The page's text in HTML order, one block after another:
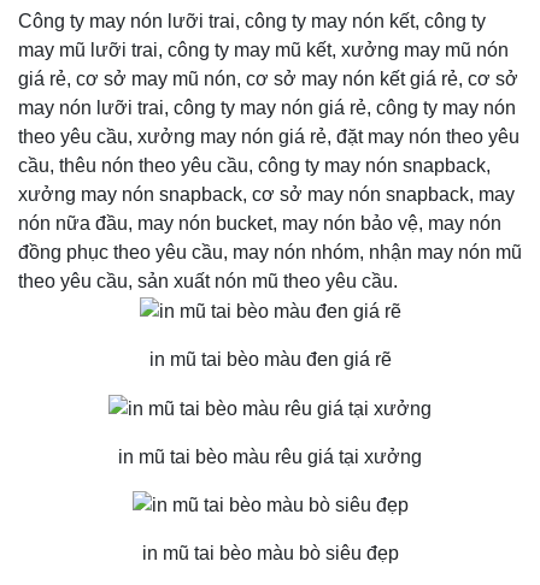
Công ty may nón lưỡi trai, công ty may nón kết, công ty
may mũ lưỡi trai, công ty may mũ kết, xưởng may mũ nón
giá rẻ, cơ sở may mũ nón, cơ sở may nón kết giá rẻ, cơ sở
may nón lưỡi trai, công ty may nón giá rẻ, công ty may nón
theo yêu cầu, xưởng may nón giá rẻ, đặt may nón theo yêu
cầu, thêu nón theo yêu cầu, công ty may nón snapback,
xưởng may nón snapback, cơ sở may nón snapback, may
nón nữa đầu, may nón bucket, may nón bảo vệ, may nón
đồng phục theo yêu cầu, may nón nhóm, nhận may nón mũ
theo yêu cầu, sản xuất nón mũ theo yêu cầu.
in mũ tai bèo màu đen giá rẽ
in mũ tai bèo màu rêu giá tại xưởng
in mũ tai bèo màu bò siêu đẹp